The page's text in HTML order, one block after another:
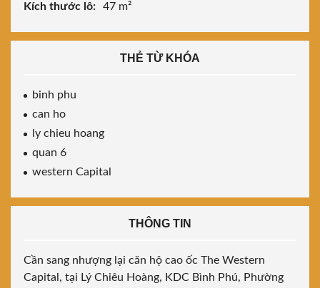
Kích thước lô:
47 m²
THẺ TỪ KHÓA
binh phu
can ho
ly chieu hoang
quan 6
western Capital
THÔNG TIN
Cần sang nhượng lại căn hộ cao ốc The Western
Capital, tại Lý Chiêu Hoàng, KDC Bình Phú, Phường